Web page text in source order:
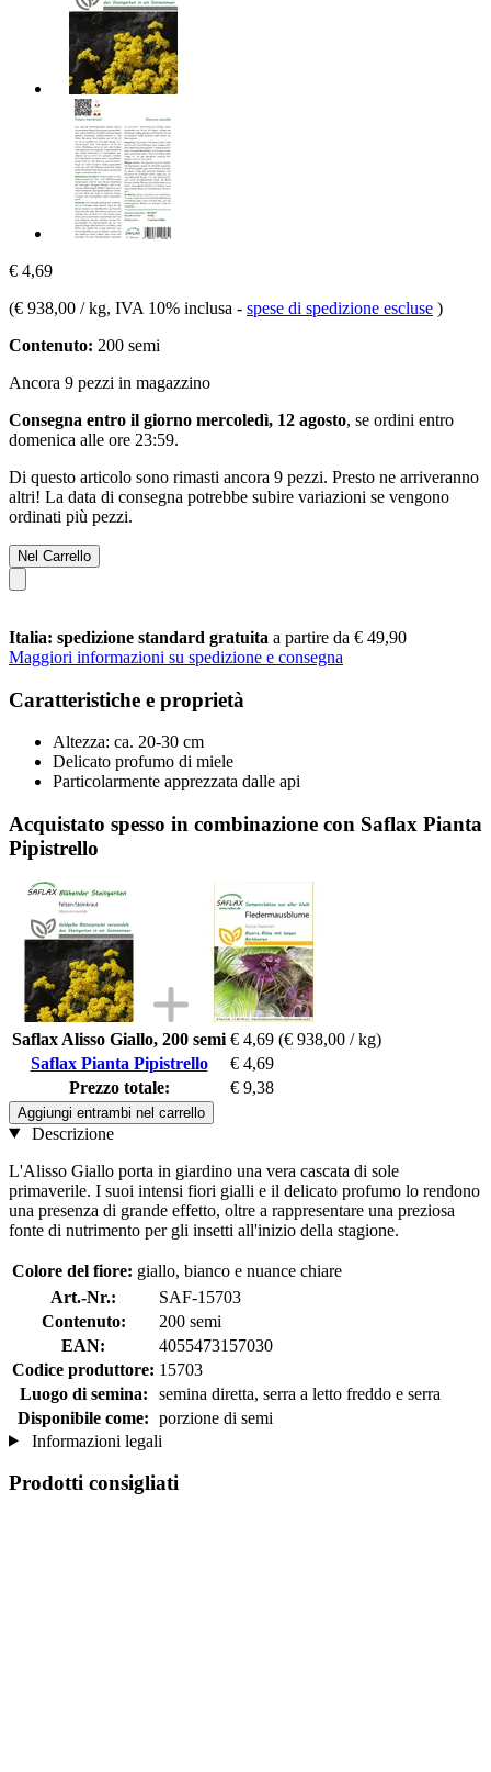
€ 4,69
(€ 938,00 / kg, IVA 10% inclusa - spese di spedizione escluse )
Contenuto: 200 semi
Ancora 9 pezzi in magazzino
Consegna entro il giorno mercoledì, 12 agosto, se ordini entro
domenica alle ore 23:59.
Di questo articolo sono rimasti ancora 9 pezzi. Presto ne arriveranno
altri! La data di consegna potrebbe subire variazioni se vengono
ordinati più pezzi.
Nel Carrello
Italia: spedizione standard gratuita a partire da € 49,90
Maggiori informazioni su spedizione e consegna
Caratteristiche e proprietà
Altezza: ca. 20-30 cm
Delicato profumo di miele
Particolarmente apprezzata dalle api
Acquistato spesso in combinazione con Saflax Pianta
Pipistrello
Saflax Alisso Giallo, 200 semi € 4,69 (€ 938,00 / kg)
Saflax Pianta Pipistrello
€ 4,69
Prezzo totale:
€ 9,38
Aggiungi entrambi nel carrello
Descrizione
L'Alisso Giallo porta in giardino una vera cascata di sole
primaverile. I suoi intensi fiori gialli e il delicato profumo lo rendono
una presenza di grande effetto, oltre a rappresentare una preziosa
fonte di nutrimento per gli insetti all'inizio della stagione.
Colore del fiore: giallo, bianco e nuance chiare
Art.-Nr.:
SAF-15703
Contenuto:
200 semi
EAN:
4055473157030
Codice produttore: 15703
Luogo di semina:
semina diretta, serra a letto freddo e serra
Disponibile come: porzione di semi
Informazioni legali
Prodotti consigliati